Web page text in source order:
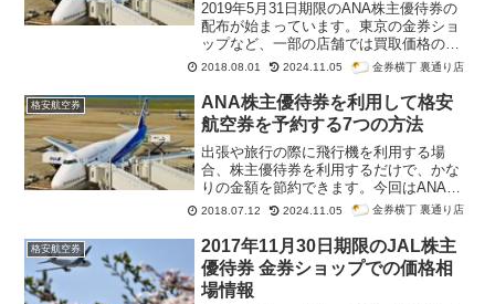
2019年5月31日期限のANA株主優待券の
配布が始まっています。東京の金券ショ
ップなど、一部の店舗では買取価格の公
開もしています。これまでのANA株主優
待券の買取価格相場やヤフオクでの落札
相場がどのように推移していたか振り返
るのと、今後のANA株主優待券の価格相
場がどのように推移していくか予想して
います。
2018.08.01 2024.11.05 金券横丁 裏通り店
格安航空券
ANA株主優待券を利用して格安
航空券を予約する7つの方法
出張や旅行の際に飛行機を利用する場
合、株主優待券を利用するだけで、かな
りの金額を節約できます。今回はANAの
株主優待券を利用して格安航空券を予約
する7つの方法を紹介します。ANAはJAL
に比べて便数が少ないですが、その分株
主優待券の値段も安くなっています。受
けられるサービスは同じですから、やっ
ぱり安い方がいいですよね。
2018.07.12 2024.11.05 金券横丁 裏通り店
格安航空券
2017年11月30日期限のJAL株主
優待券 金券ショップでの価格相
場情報